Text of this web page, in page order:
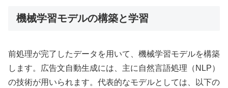
機械学習モデルの構築と学習
前処理が完了したデータを用いて、機械学習モデルを構築
します。広告文自動生成には、主に自然言語処理（NLP）
の技術が用いられます。代表的なモデルとしては、以下の